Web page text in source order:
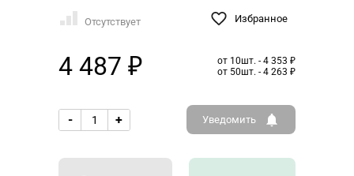
Отсутствует Избранное
4 487 ₽
от 10шт. - 4 353 ₽
от 50шт. - 4 263 ₽
- + Уведомить